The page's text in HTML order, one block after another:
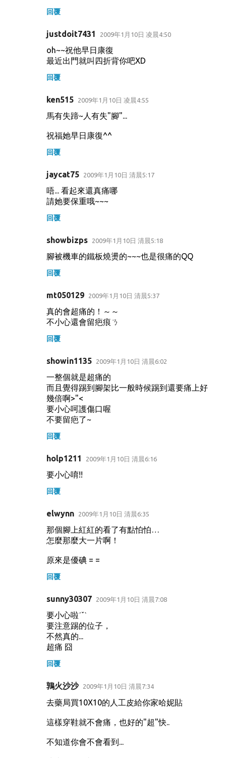
回覆
justdoit7431 2009年1月10日 凌晨4:50
oh~~祝他早日康復
最近出門就叫四折背你吧XD
回覆
ken515 2009年1月10日 凌晨4:55
馬有失蹄~人有失"腳"...
祝福她早日康復^^
回覆
jaycat75 2009年1月10日 清晨5:17
唔... 看起來還真痛哪
請她要保重哦~~~
回覆
showbizps 2009年1月10日 清晨5:18
腳被機車的鐵板燒燙的~~~也是很痛的QQ
回覆
mt050129 2009年1月10日 清晨5:37
真的會超痛的！～～
不小心還會留疤痕ㄋ
回覆
showin1135 2009年1月10日 清晨6:02
一整個就是超痛的
而且覺得踢到腳架比一般時候踢到還要痛上好
幾倍啊>"<
要小心呵護傷口喔
不要留疤了~
回覆
holp1211 2009年1月10日 清晨6:16
要小心唷!!
回覆
elwynn 2009年1月10日 清晨6:35
那個腳上紅紅的看了有點怕怕…
怎麼那麼大一片啊！
原來是優碘 = =
回覆
sunny30307 2009年1月10日 清晨7:08
要小心啦ˊˇˋ
要注意踢的位子，
不然真的...
超痛 囧
回覆
鶉火沙沙 2009年1月10日 清晨7:34
去藥局買10X10的人工皮給你家哈妮貼
這樣穿鞋就不會痛，也好的"超"快..
不知道你會不會看到...